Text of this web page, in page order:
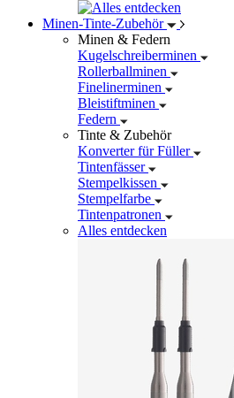
Minen-Tinte-Zubehör
Minen & Federn
Kugelschreiberminen
Rollerballminen
Finelinerminen
Bleistiftminen
Federn
Tinte & Zubehör
Konverter für Füller
Tintenfässer
Stempelkissen
Stempelfarbe
Tintenpatronen
Alles entdecken